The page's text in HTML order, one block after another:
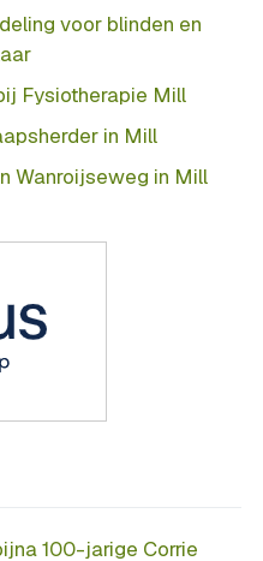
voor blinden en
Fysiotherapie Mill
in Mill
Wanroijseweg in Mill
100-jarige Corrie